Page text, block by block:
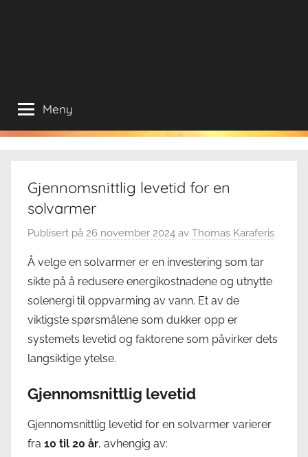
Meny
Gjennomsnittlig levetid for en
solvarmer
Publisert på 26 november 2024 av Thomas Karaferis
Å velge en solvarmer er en investering som tar
sikte på å redusere energikostnadene og utnytte
solenergi til oppvarming av vann. Et av de
viktigste spørsmålene som dukker opp er
systemets levetid og faktorene som påvirker dets
langsiktige ytelse.
Gjennomsnittlig levetid
Gjennomsnittlig levetid for en solvarmer varierer
fra 10 til 20 år, avhengig av: